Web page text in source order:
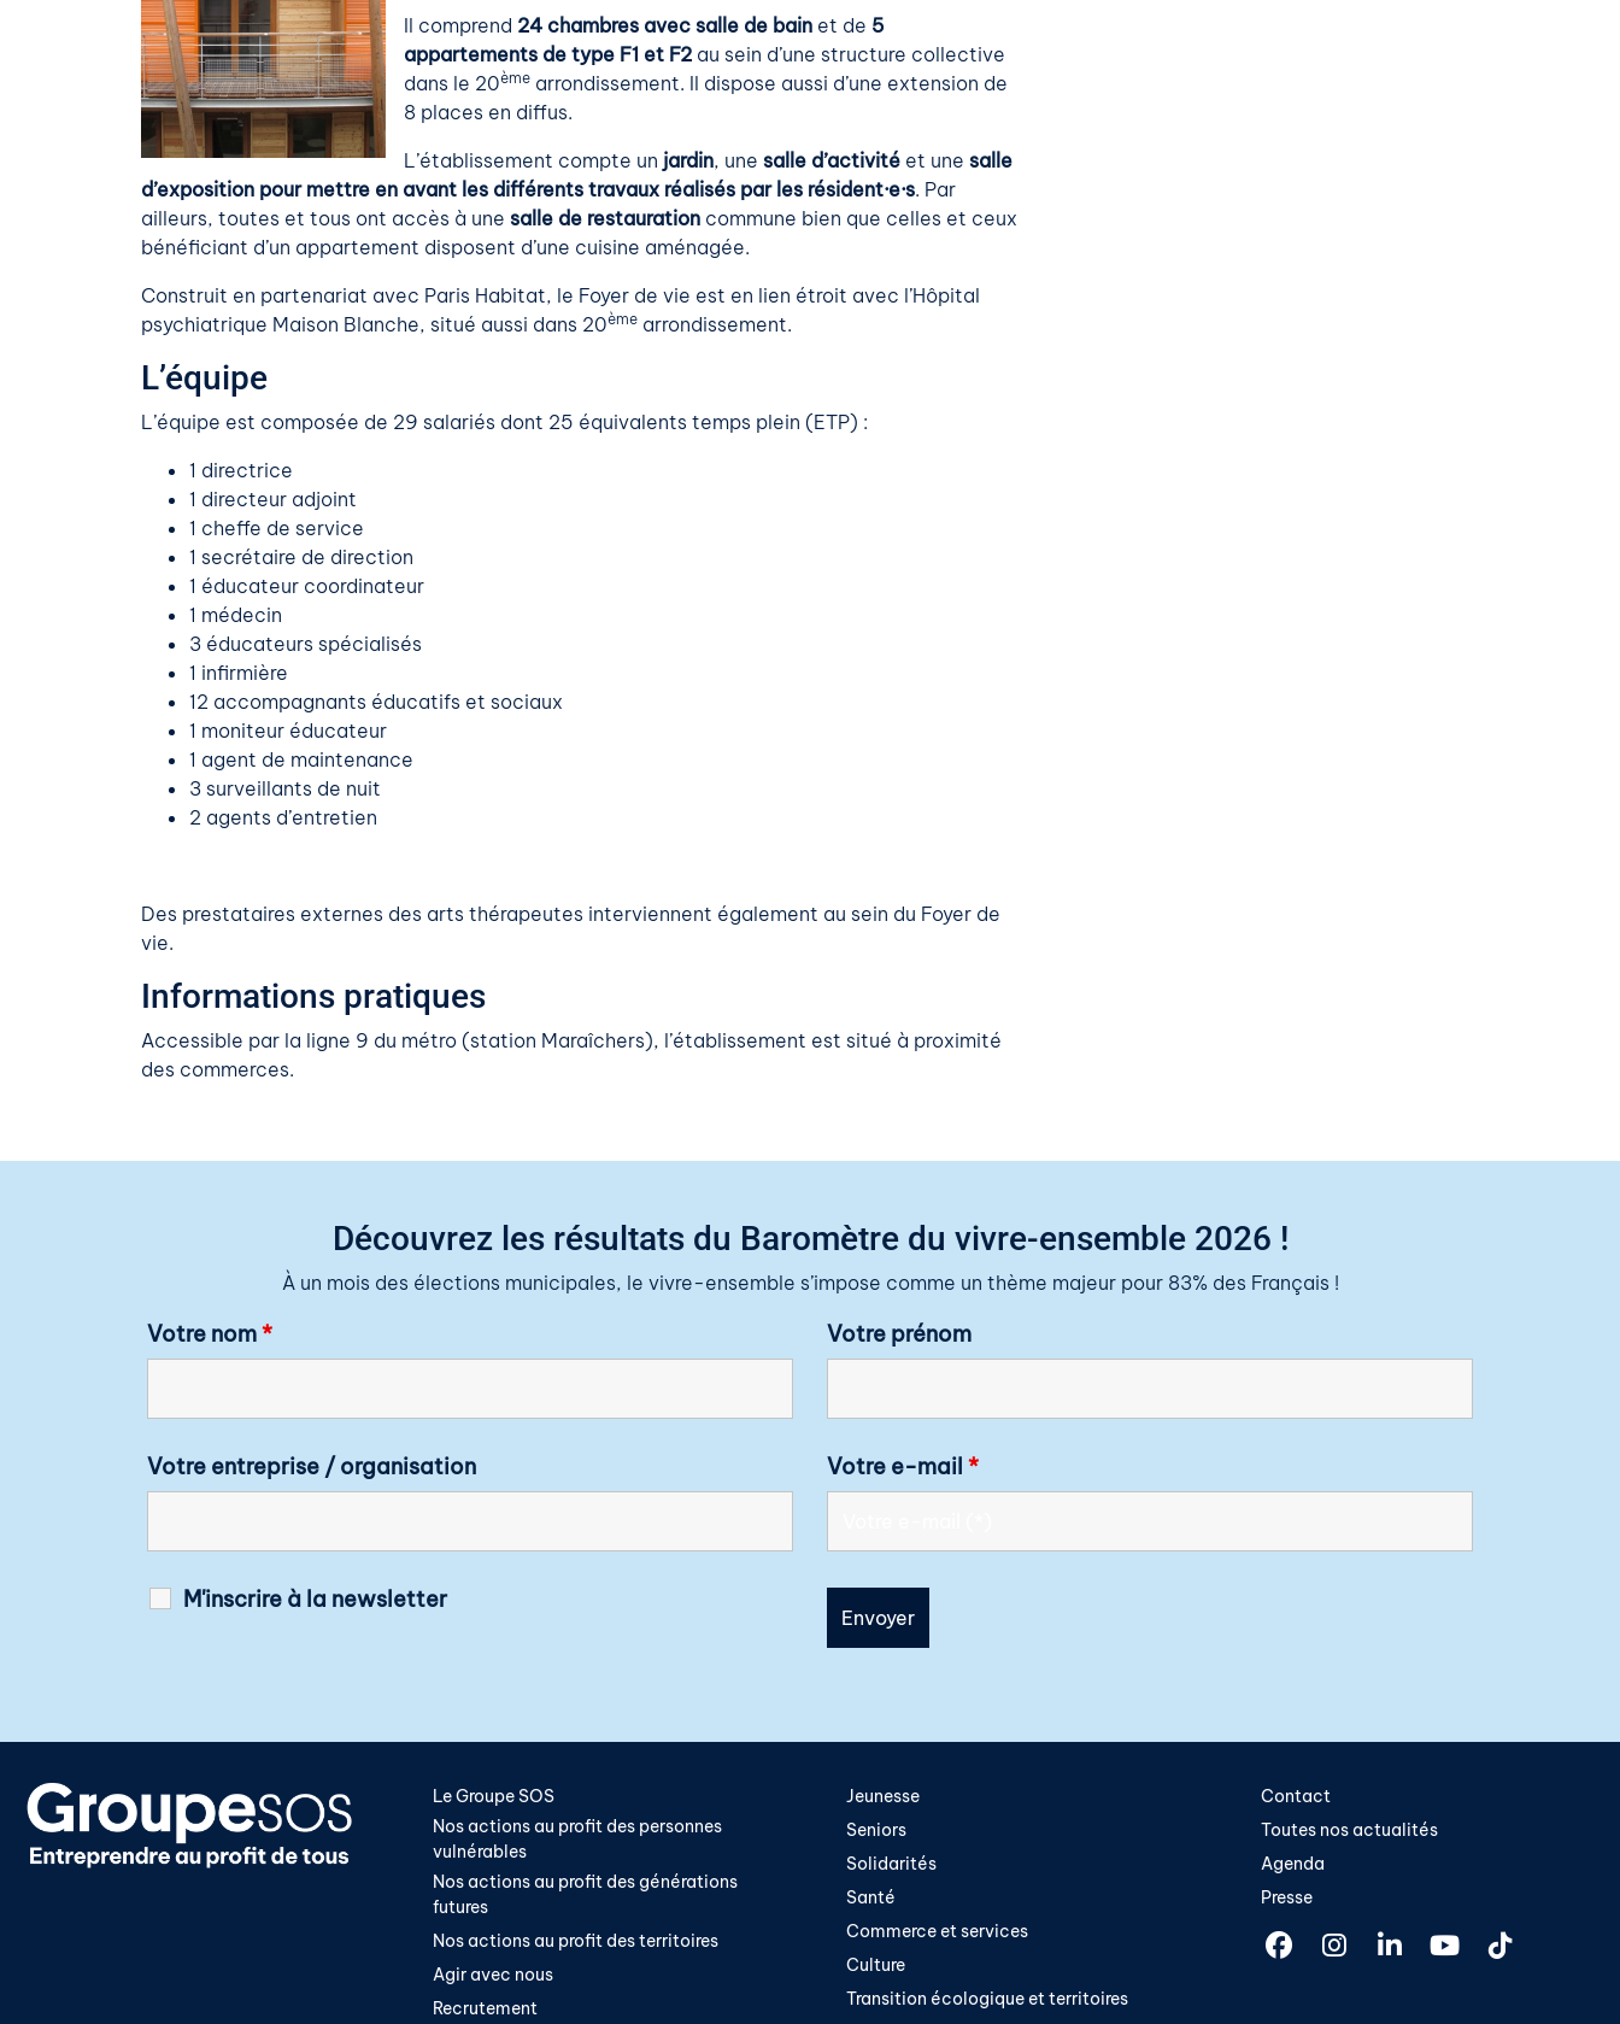
Il comprend 24 chambres avec salle de bain et de 5
appartements de type F1 et F2 au sein d’une structure collective
dans le 20ème arrondissement. Il dispose aussi d’une extension de
8 places en diffus.
L’établissement compte un jardin, une salle d’activité et une salle
d’exposition pour mettre en avant les différents travaux réalisés par les résident·e·s. Par
ailleurs, toutes et tous ont accès à une salle de restauration commune bien que celles et ceux
bénéficiant d’un appartement disposent d’une cuisine aménagée.
Construit en partenariat avec Paris Habitat, le Foyer de vie est en lien étroit avec l’Hôpital
psychiatrique Maison Blanche, situé aussi dans 20ème arrondissement.
L’équipe
L’équipe est composée de 29 salariés dont 25 équivalents temps plein (ETP) :
1 directrice
1 directeur adjoint
1 cheffe de service
1 secrétaire de direction
1 éducateur coordinateur
1 médecin
3 éducateurs spécialisés
1 infirmière
12 accompagnants éducatifs et sociaux
1 moniteur éducateur
1 agent de maintenance
3 surveillants de nuit
2 agents d’entretien
Des prestataires externes des arts thérapeutes interviennent également au sein du Foyer de
vie.
Informations pratiques
Accessible par la ligne 9 du métro (station Maraîchers), l’établissement est situé à proximité
des commerces.
Découvrez les résultats du Baromètre du vivre-ensemble 2026 !
À un mois des élections municipales, le vivre-ensemble s’impose comme un thème majeur pour 83% des Français !
Votre nom* Votre prénom
Votre entreprise / organisation Votre e-mail*
M'inscrire à la newsletter
Le Groupe SOS
Nos actions au profit des personnes
vulnérables
Nos actions au profit des générations
futures
Nos actions au profit des territoires
Agir avec nous
Recrutement
Jeunesse
Seniors
Solidarités
Santé
Commerce et services
Culture
Transition écologique et territoires​
Contact
Toutes nos actualités
Agenda
Presse